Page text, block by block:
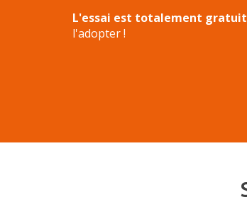
L'essai est totalement
l'adopter !